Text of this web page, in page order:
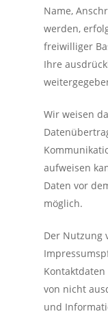
Name,
werden,
freiwilliger
Ihre
Wir weisen
aufweisen
Daten vor
möglich.
Der Nutzung
von nicht
und